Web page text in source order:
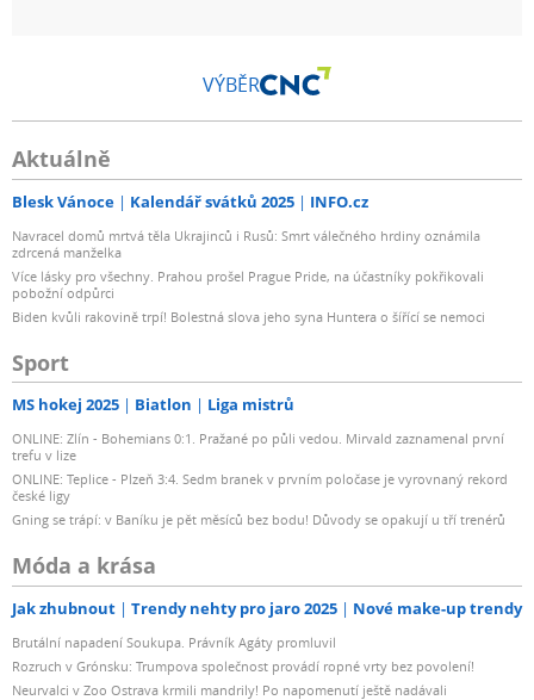
VÝBĚR
Aktuálně
Blesk Vánoce Kalendář svátků 2025 INFO.cz
Navracel domů mrtvá těla Ukrajinců i Rusů: Smrt válečného hrdiny oznámila
zdrcená manželka
Více lásky pro všechny. Prahou prošel Prague Pride, na účastníky pokřikovali
pobožní odpůrci
Biden kvůli rakovině trpí! Bolestná slova jeho syna Huntera o šířící se nemoci
Sport
MS hokej 2025 Biatlon Liga mistrů
ONLINE: Zlín - Bohemians 0:1. Pražané po půli vedou. Mirvald zaznamenal první
trefu v lize
ONLINE: Teplice - Plzeň 3:4. Sedm branek v prvním poločase je vyrovnaný rekord
české ligy
Gning se trápí: v Baníku je pět měsíců bez bodu! Důvody se opakují u tří trenérů
Móda a krása
Jak zhubnout Trendy nehty pro jaro 2025 Nové make-up trendy
Brutální napadení Soukupa. Právník Agáty promluvil
Rozruch v Grónsku: Trumpova společnost provádí ropné vrty bez povolení!
Neurvalci v Zoo Ostrava krmili mandrily! Po napomenutí ještě nadávali